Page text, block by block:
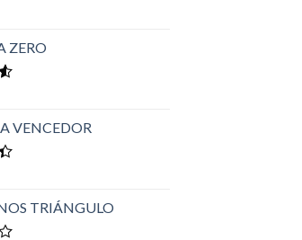
ZERO
VENCEDOR
TRIÁNGULO